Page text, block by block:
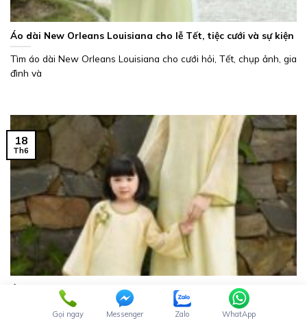
Áo dài New Orleans Louisiana cho lễ Tết, tiệc cưới và sự kiện
Tìm áo dài New Orleans Louisiana cho cưới hỏi, Tết, chụp ảnh, gia
đình và
Áo dài cưới đặt may online từ Mỹ đẹp, đúng dáng
Áo dài cưới đặt may online từ Mỹ cho cô dâu Việt kiều: tư vấn
18
Th6
Gọi ngay Messenger Zalo WhatApp